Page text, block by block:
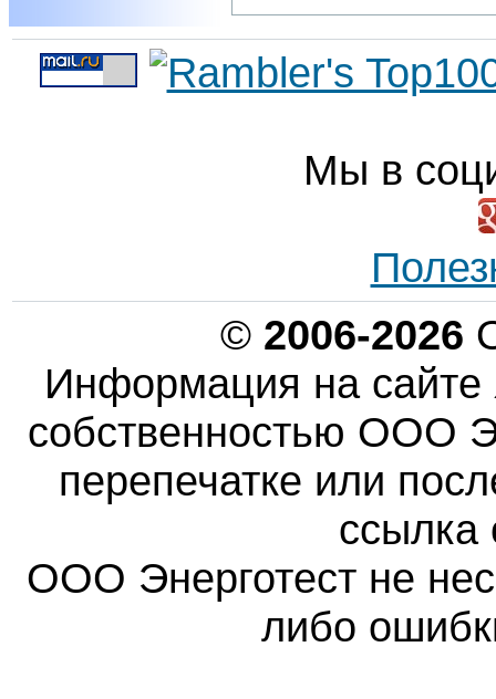
Мы в
© 2006-2026
Информация на сайте
собственностью ООО
перепечатке или
ссылка
ООО Энерготест не
либо